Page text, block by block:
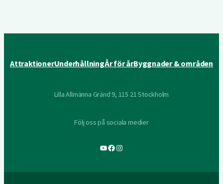
AttraktionerUnderhållningÅr för årByggnader & områden
Lilla Allmänna Gränd 9, 115 21 Stockholm
Följ oss på sociala medier
YouTube
Facebook
Instagram